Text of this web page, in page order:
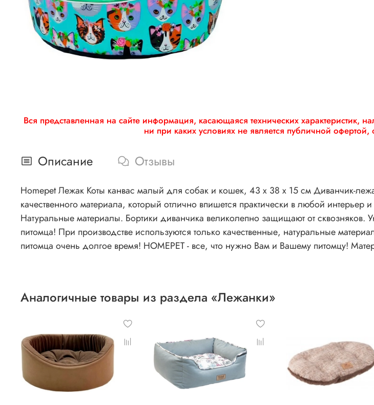
Вся представленная на сайте информация, касающаяся технических характеристик,
ни при каких условиях не является публичной
Описание Отзывы
Homepet Лежак Коты канвас малый для собак и кошек, 43 х 38 х 15 см Диванчик-
качественного материала, который отлично впишется практически в любой
Натуральные материалы. Бортики диванчика великолепно защищают от
питомца! При производстве используются только качественные, натуральные
питомца очень долгое время! HOMEPET - все, что нужно Вам и Вашему питомцу!
Аналогичные товары из раздела «Лежанки»